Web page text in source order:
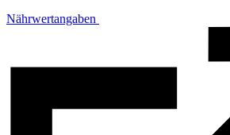
Nährwertangaben